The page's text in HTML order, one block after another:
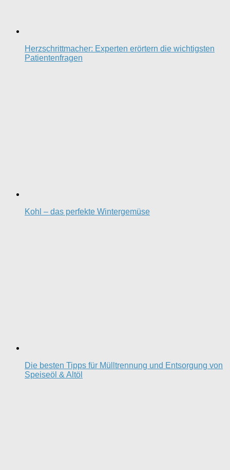
Herzschrittmacher: Experten erörtern die wichtigsten
Patientenfragen
Kohl – das perfekte Wintergemüse
Die besten Tipps für Mülltrennung und Entsorgung von
Speiseöl & Altöl